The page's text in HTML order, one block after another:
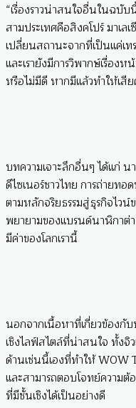
“เรื่องราวน่าสนใจอื่นในฉบั
สามประเทศคือสิงคโปร์ มาเ
เปลี่ยนสถานะจากที่เป็นแค่เท
และเรายังมีการวิพากษ์เรื่อ
หรือไม่มีดี หากมีแล้วทำให้เสี
บทความเจาะลึกอื่นๆ ได้แก่
ดีไซเนอร์ชาวไทย การถ่ายท
ตามหลักจริยธรรมสู่ธุรกิจไวน์
พยายามของแบรนด์นาฬิกาต่
มีค่าของโลกเรานี้
นอกจากเนื้อหาที่เกี่ยวข้องกั
เชิงไลฟ์สไตล์ที่น่าสนใจ ทั้งจิ
ด้านเช่นนี้เองที่ทำให้ WOW
และสามารถตอบโจทย์ความต้
ที่มีชั้นเชิงได้เป็นอย่างดี